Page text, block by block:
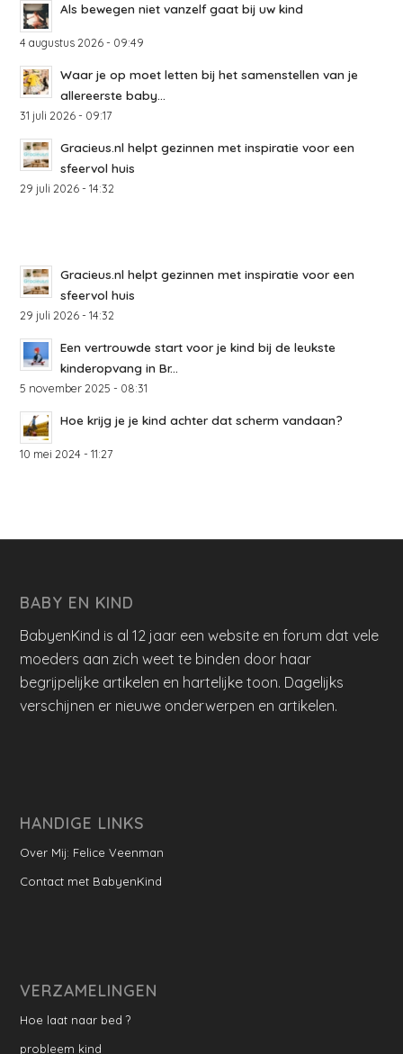
Als bewegen niet vanzelf gaat bij uw kind
4 augustus 2026 - 09:49
Waar je op moet letten bij het samenstellen van je
allereerste baby...
31 juli 2026 - 09:17
Gracieus.nl helpt gezinnen met inspiratie voor een
sfeervol huis
29 juli 2026 - 14:32
Gracieus.nl helpt gezinnen met inspiratie voor een
sfeervol huis
29 juli 2026 - 14:32
Een vertrouwde start voor je kind bij de leukste
kinderopvang in Br...
5 november 2025 - 08:31
Hoe krijg je je kind achter dat scherm vandaan?
10 mei 2024 - 11:27
BABY EN KIND
BabyenKind is al 12 jaar een website en forum dat vele
moeders aan zich weet te binden door haar
begrijpelijke artikelen en hartelijke toon. Dagelijks
verschijnen er nieuwe onderwerpen en artikelen.
HANDIGE LINKS
Over Mij: Felice Veenman
Contact met BabyenKind
VERZAMELINGEN
Hoe laat naar bed ?
probleem kind